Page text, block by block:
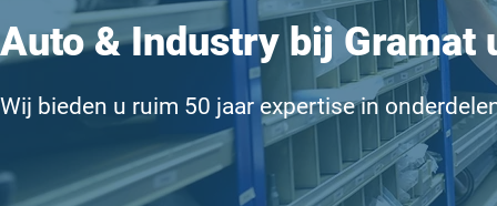
Auto & Industry bij Gramat
Wij bieden u ruim 50 jaar expertise in